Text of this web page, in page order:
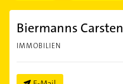
Biermanns Carsten
IMMOBILIEN